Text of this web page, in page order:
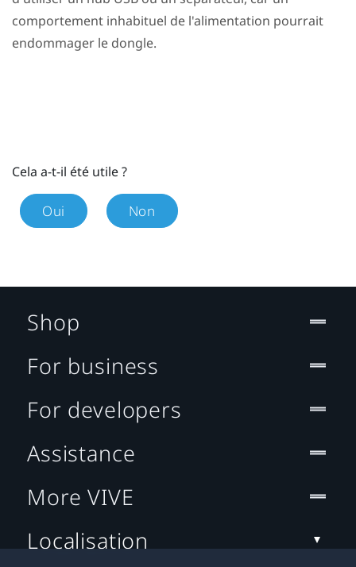
comportement inhabituel de l'alimentation pourrait
endommager le dongle.
Cela a-t-il été utile ?
Oui Non
Shop
For business
For developers
Assistance
More VIVE
Localisation